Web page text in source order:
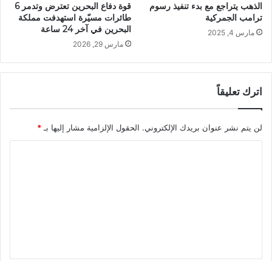
الذهب يتراجع مع بدء تنفيذ رسوم
ترامب الجمركية
مارس 4, 2025
قوة دفاع البحرين تعترض وتدمر 6
طائرات مسيّرة استهدفت مملكة
البحرين في آخر 24 ساعة
مارس 29, 2026
اترك تعليقاً
لن يتم نشر عنوان بريدك الإلكتروني. الحقول الإلزامية مشار إليها بـ*
ق